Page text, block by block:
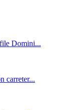
Domini...
carreter...